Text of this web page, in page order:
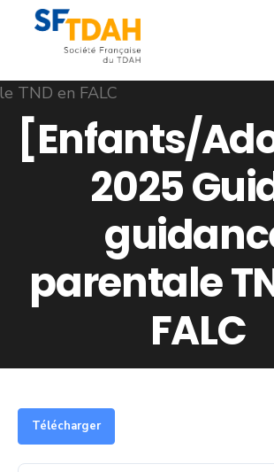
Skip
content
[Enfants/
2025
parentale
FALC
Télécharger
Search
for: